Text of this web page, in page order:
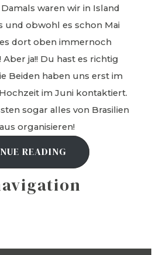
waren wir in Island
und obwohl es schon Mai
dort oben immernoch
Aber ja!! Du hast es richtig
Beiden haben uns erst im
im Juni kontaktiert.
sogar alles von Brasilien
aus organisieren!
READING